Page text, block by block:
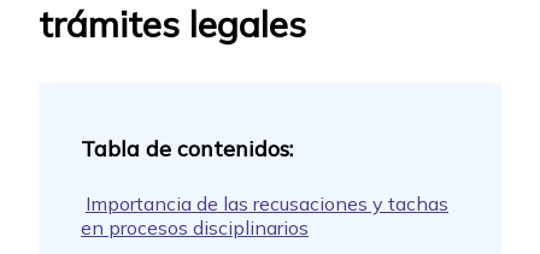
trámites legales
Importancia de las recusaciones y tachas
en procesos disciplinarios